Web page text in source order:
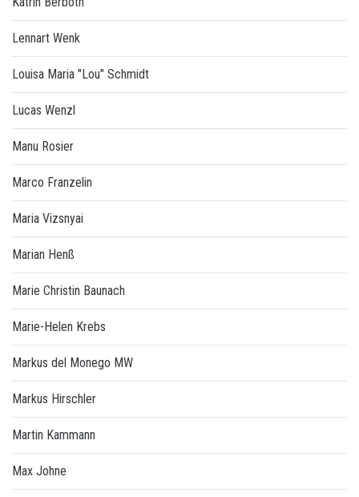
Lennart Wenk
Louisa Maria "Lou" Schmidt
Lucas Wenzl
Manu Rosier
Marco Franzelin
Maria Vizsnyai
Marian Henß
Marie Christin Baunach
Marie-Helen Krebs
Markus del Monego MW
Markus Hirschler
Martin Kammann
Max Johne